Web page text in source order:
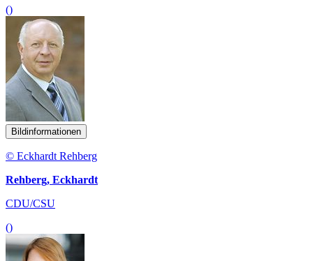
()
Bildinformationen
© Eckhardt Rehberg
Rehberg, Eckhardt
CDU/CSU
()